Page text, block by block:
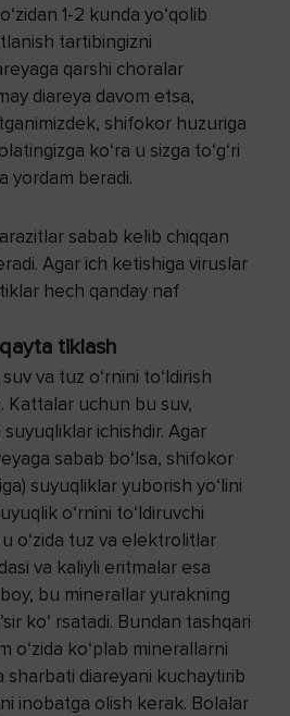
1-2 kunda yo‘qolib
tartibingizni
qarshi choralar
diareya davom etsa,
shifokor huzuriga
ko‘ra u sizga to‘g‘ri
yordam beradi.
sabab kelib chiqqan
Agar ich ketishiga viruslar
hech qanday naf
tiklash
va tuz o‘rnini to‘ldirish
Kattalar uchun bu suv,
ichishdir. Agar
sabab bo‘lsa, shifokor
suyuqliklar yuborish yo‘lini
o‘rnini to‘ldiruvchi
o‘zida tuz va elektrolitlar
va kaliyli eritmalar esa
bu minerallar yurakning
ko‘ rsatadi. Bundan tashqari
o‘zida ko‘plab minerallarni
sharbati diareyani kuchaytirib
inobatga olish kerak. Bolalar